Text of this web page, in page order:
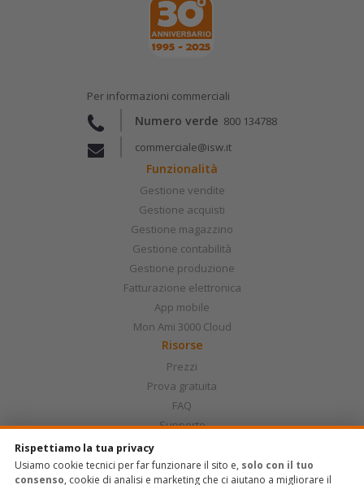
Rispettiamo la tua privacy
Usiamo cookie tecnici per far funzionare il sito e, solo con il tuo
consenso, cookie di analisi e marketing che ci aiutano a migliorare il
Per informazioni commerciali
Numero verde 800 134788
commerciale@isw.it
Funzionalità
Gestione vendite
Gestione acquisti
Gestione magazzino
Gestione contabilità
Gestione produzione
Fatturazione elettronica
App mobile
Mon Ami 3000 Cloud
Risorse
Prezzi
Prova gratuita
FAQ
Supporto
Perché Mon Ami 3000